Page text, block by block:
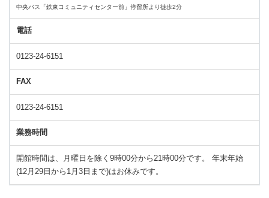
中央バス「鉄東コミュニティセンター前」停留所より徒歩2分
電話
0123-24-6151
FAX
0123-24-6151
業務時間
開館時間は、月曜日を除く9時00分から21時00分です。 年末年始
(12月29日から1月3日まで)はお休みです。